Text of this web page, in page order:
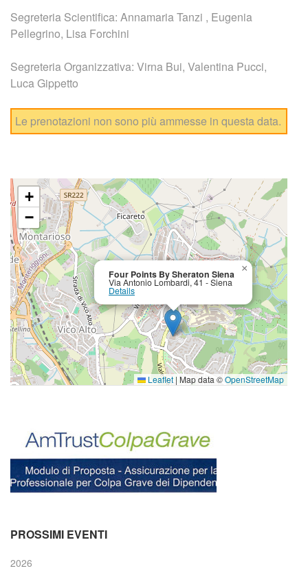
Segreteria Scientifica: Annamaria Tanzi , Eugenia
Pellegrino, Lisa Forchini
Segreteria Organizzativa: Virna Bui, Valentina Pucci,
Luca Gippetto
Le prenotazioni non sono più ammesse in questa data.
Four Points By Sheraton Siena
Via Antonio Lombardi, 41 - Siena
Details
×
+
−
Leaflet | Map data ©OpenStreetMap
PROSSIMI EVENTI
2026